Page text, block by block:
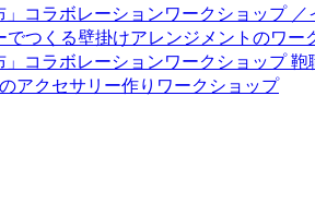
コラボレーションワークショップ
つくる壁掛けアレンジメントのワー
コラボレーションワークショップ
アクセサリー作りワークショップ